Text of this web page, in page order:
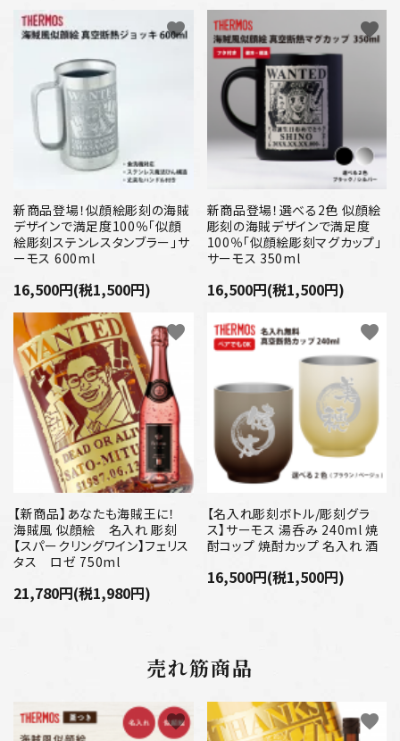
新商品登場！似顔絵彫刻の海賊
デザインで満足度100％「似顔
絵彫刻ステンレスタンブラー」サ
ーモス 600ml
16,500円(税1,500円)
favorite
新商品登場！選べる2色 似顔絵
彫刻の海賊デザインで満足度
100％「似顔絵彫刻マグカップ」
サーモス 350ml
16,500円(税1,500円)
favorite
【新商品】あなたも海賊王に！
海賊風 似顔絵 名入れ 彫刻
【スパークリングワイン】フェリス
タス ロゼ 750ml
21,780円(税1,980円)
favorite
【名入れ彫刻ボトル/彫刻グラ
ス】サーモス 湯呑み 240ml 焼
酎コップ 焼酎カップ 名入れ 酒
16,500円(税1,500円)
favorite
売れ筋商品
favorite favorite